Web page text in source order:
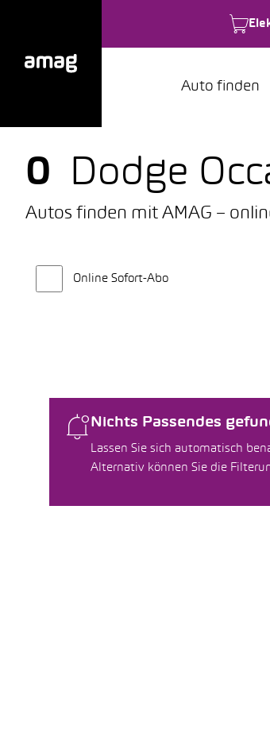
Auto finden
0 Dodge
Autos finden mit AMAG –
Online Sofort-Abo
Nichts Passendes
Lassen Sie sich automatisch
Alternativ können Sie die